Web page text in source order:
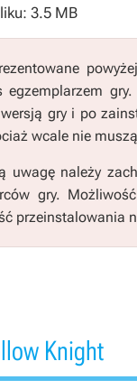
3.5 MB
egzemplarzem
gry i po
wcale nie
uwagę należy
gry.
przeinstalowania
Knight